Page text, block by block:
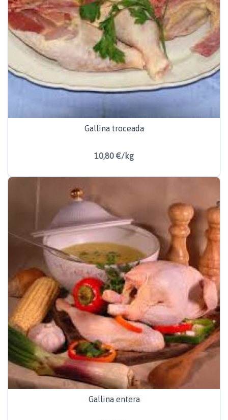
Gallina troceada
10,80 €/kg
Gallina entera